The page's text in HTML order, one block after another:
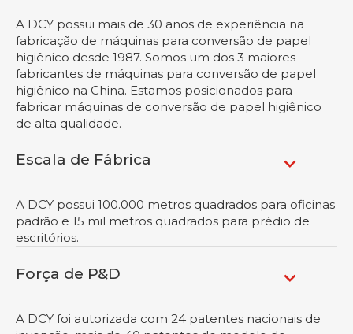
A DCY possui mais de 30 anos de experiência na
fabricação de máquinas para conversão de papel
higiênico desde 1987. Somos um dos 3 maiores
fabricantes de máquinas para conversão de papel
higiênico na China. Estamos posicionados para
fabricar máquinas de conversão de papel higiênico
de alta qualidade.
Escala de Fábrica
A DCY possui 100.000 metros quadrados para oficinas
padrão e 15 mil metros quadrados para prédio de
escritórios.
Força de P&D
A DCY foi autorizada com 24 patentes nacionais de